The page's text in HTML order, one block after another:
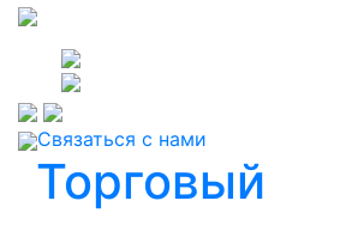
Связаться с нами
​Торговый